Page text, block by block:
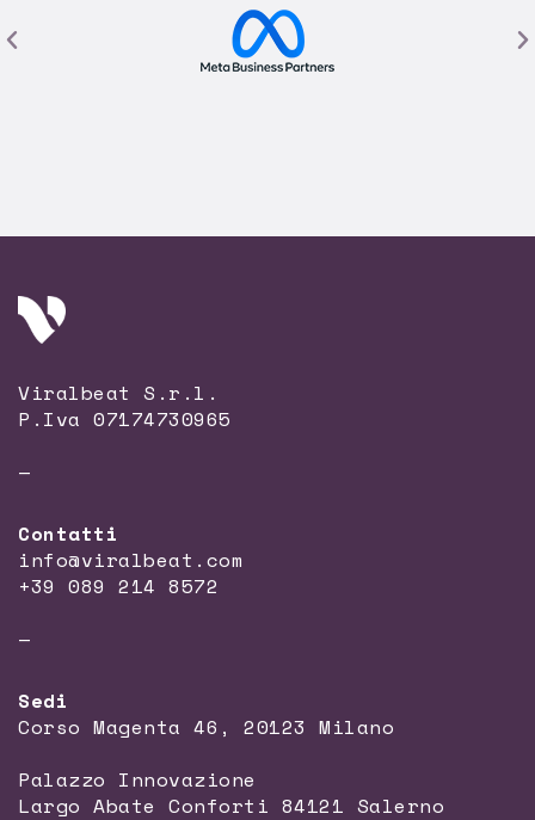
Viralbeat S.r.l.
P.Iva 07174730965
—
Contatti
info@viralbeat.com
+39 089 214 8572
—
Sedi
Corso Magenta 46, 20123 Milano
Palazzo Innovazione
Largo Abate Conforti 84121 Salerno